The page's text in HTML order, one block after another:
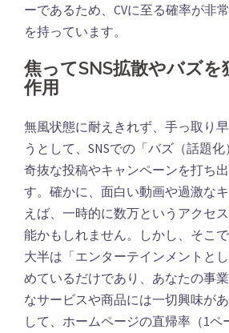
ーであるため、CVに至る確率が非
を持っています。
焦ってSNS拡散やバズを
作用
無風状態に耐えきれず、手っ取り
うとして、SNSでの「バズ（話題
奇抜な投稿やキャンペーンを打ち
す。確かに、面白い動画や過激な
えば、一時的に数万というアクセ
能かもしれません。しかし、そこ
大半は「エンターテインメントと
めているだけであり、あなたの事
なサービスや商品には一切興味が
して、ホームページの直帰率（1ペ